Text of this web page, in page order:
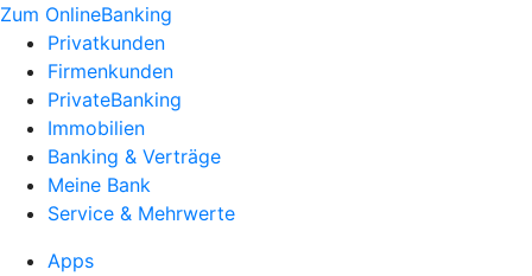
Zum OnlineBanking
Privatkunden
Firmenkunden
PrivateBanking
Immobilien
Banking & Verträge
Meine Bank
Service & Mehrwerte
Apps